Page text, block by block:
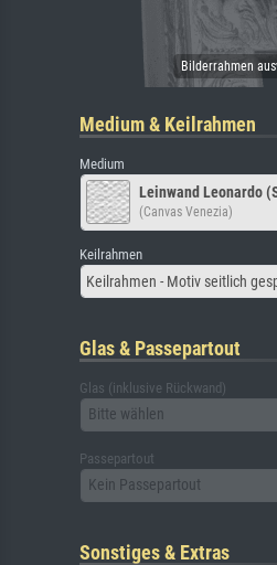
Medium & Keilrahmen
Medium
Leinwand Leonardo
(Canvas Venezia)
Keilrahmen
Keilrahmen - Motiv seitlich
Glas & Passepartout
Glas (inklusive Rückwand)
Bitte wählen
Passepartout
Kein Passepartout
Sonstiges & Extras